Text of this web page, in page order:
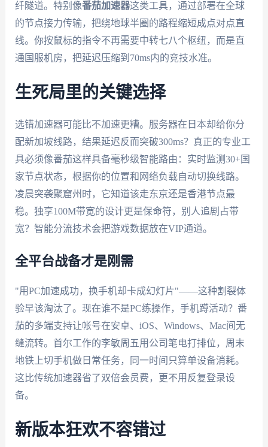
纤隧道。特别像番茄加速器这类工具，通过部署在全球
的节点接力传输，把绕地球半圈的路程缩短成点对点直
线。你按鼠标的指令不再需要中转七八个枢纽，而是直
通国服机房，把延迟压缩到70ms内的竞技水准。
生死局里的关键选择
选错加速器可能比不加速更糟。服务器在日本却给你分
配新加坡线路，结果延迟反而突破300ms？真正的专业工
具必须像番茄这样具备毫秒级智能路由：实时监测30+国
家节点状态，根据你的位置和网络负载自动切换线路。
凌晨突袭聚窟州时，它知道该走东京还是香港节点最
稳。独享100M带宽的设计更是保命符，别人追剧占带
宽？智能分流技术会把游戏数据放在VIP通道。
全平台战备才是刚需
"用PC加速成功，换手机却卡成幻灯片"——这种割裂体
验早该淘汰了。现在谁不是PC练操作，手机蹲活动？番
茄的多端支持让帐号在安卓、iOS、Windows、Mac间无
缝流转。首尔工作的李敏周五用公司笔电打排位，周末
地铁上切手机做日常任务，同一时间只算单设备消耗。
这比传统加速器省了双倍会员费，更不用反复登录设
备。
新版本狂欢不容错过